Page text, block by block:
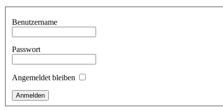
Benutzername
Passwort
Angemeldet bleiben